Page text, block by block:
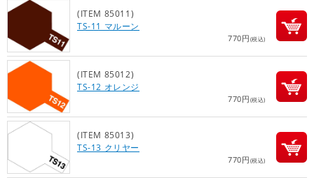
(ITEM 85011)
TS-11 マルーン
770円(税込)
(ITEM 85012)
TS-12 オレンジ
770円(税込)
(ITEM 85013)
TS-13 クリヤー
770円(税込)